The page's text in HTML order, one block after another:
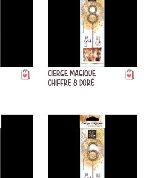
CIERGE MAGIQUE
CHIFFRE 8 DORÉ